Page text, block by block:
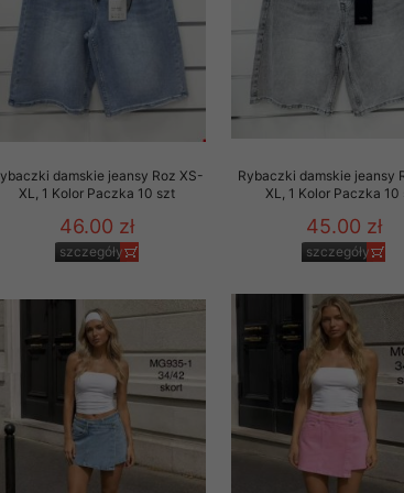
damskie jeansy Roz XS-
XL, 1 Kolor Paczka 10 szt
46.00 zł
szczegóły
Rybaczki damskie jeansy
XL, 1 Kolor Paczka 10
45.00 zł
szczegóły
r. o
na
w celu
trzecim,
podstawie
oferty do
plików